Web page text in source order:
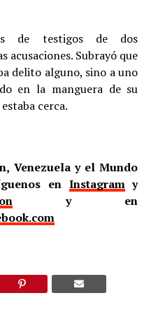
de testigos de dos
acusaciones. Subrayó que
delito alguno, sino a uno
en la manguera de su
cerca.
Venezuela y el Mundo
en Instagramy
y en